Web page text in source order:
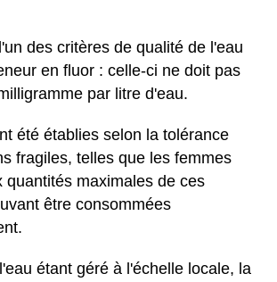
des critères de qualité de l'eau
en fluor : celle-ci ne doit pas
par litre d'eau.
été établies selon la tolérance
fragiles, telles que les femmes
quantités maximales de ces
être consommées
étant géré à l'échelle locale, la